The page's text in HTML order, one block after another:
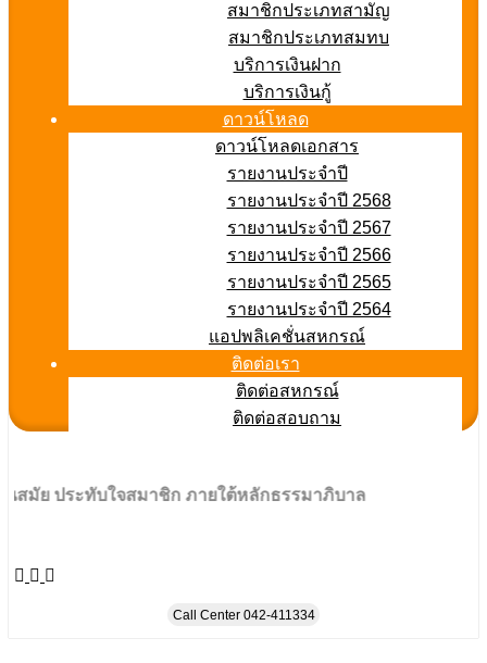
สมาชิกประเภทสามัญ
สมาชิกประเภทสมทบ
บริการเงินฝาก
บริการเงินกู้
ดาวน์โหลด
ดาวน์โหลดเอกสาร
รายงานประจำปี
รายงานประจำปี 2568
รายงานประจำปี 2567
รายงานประจำปี 2566
รายงานประจำปี 2565
รายงานประจำปี 2564
แอปพลิเคชั่นสหกรณ์
ติดต่อเรา
ติดต่อสหกรณ์
ติดต่อสอบถาม
บใจสมาชิก ภายใต้หลักธรรมาภิบาล
Call Center 042-411334